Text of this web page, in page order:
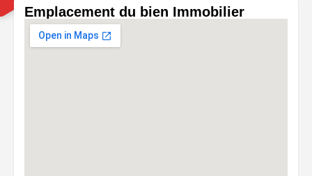
Emplacement du bien Immobilier